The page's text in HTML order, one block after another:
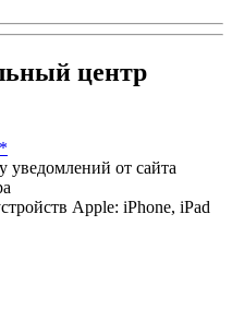
центр
уведомлений от сайта
Apple: iPhone, iPad